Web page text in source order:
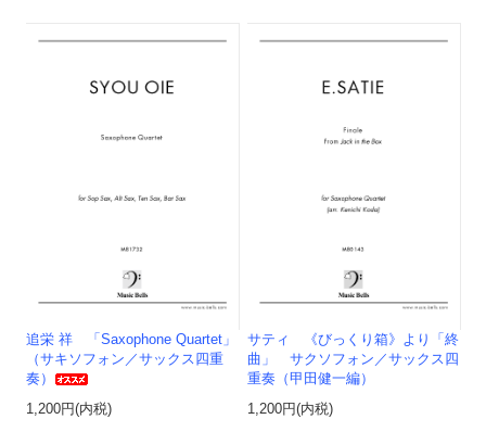
追栄 祥 「Saxophone Quartet」
（サキソフォン／サックス四重
奏）
1,200円(内税)
サティ 《びっくり箱》より「終
曲」 サクソフォン／サックス四
重奏（甲田健一編）
1,200円(内税)